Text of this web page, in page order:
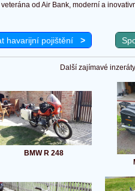
od Air Bank, moderní a
havarijní pojištění >
Další zajímavé
BMW R 248